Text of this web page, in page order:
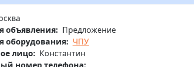
объявления
Предложение
оборудования
ЧПУ
лицо
Константин